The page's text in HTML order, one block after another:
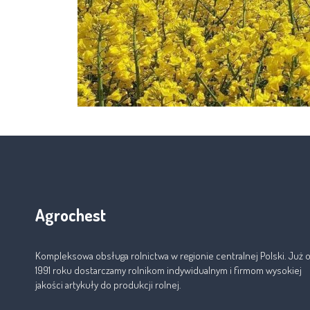
Agrochest
Kompleksowa obsługa rolnictwa w regionie centralnej Polski. Już
1991 roku dostarczamy rolnikom indywidualnym i firmom wysokiej
jakości artykuły do produkcji rolnej.